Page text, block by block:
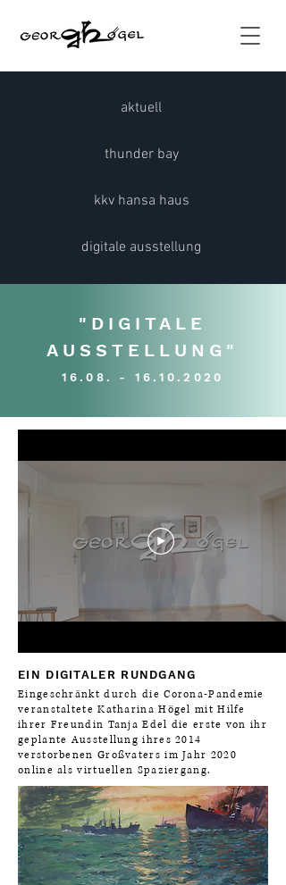
aktuell
thunder bay
kkv hansa haus
digitale ausstellung
"DIGITALE
AUSSTELLU NG "
16.08. - 16.10.2020
EIN DIGITALER RUNDGANG
Eingeschränkt durch die Corona-Pandemie
veranstaltete Katharina Högel mit Hilfe
ihrer Freundin Tanja Edel die erste von ihr
geplante Ausstellung ihres 2014
verstorbenen Großvaters im Jahr 2020
online als virtuellen Spaziergang.